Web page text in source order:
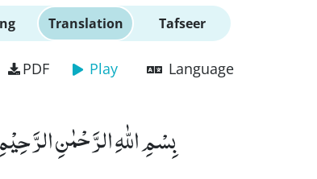
Translation Tafseer
PDF Play Language
بِسْمِ اللّٰهِ الرَّحْمٰنِ